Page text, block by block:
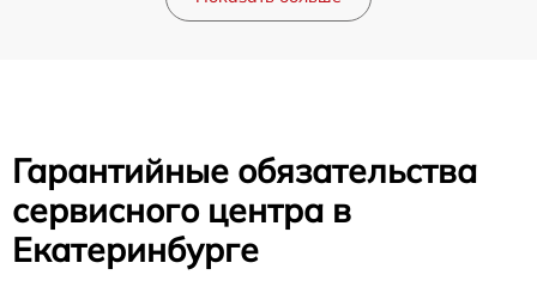
Гарантийные обязательства
сервисного центра в
Екатеринбурге